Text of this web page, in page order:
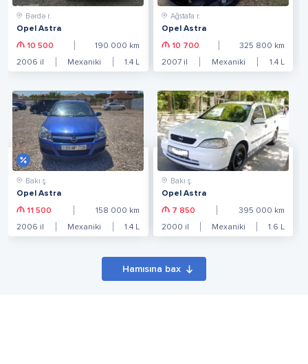
Bərdə r.
Opel Astra
10 500 190 000 km
2006 il Mexaniki 1.4 L
Ağstafa r.
Opel Astra
10 700 325 800 km
2007il Mexaniki 1.4L
Bakı ş.
Opel Astra
11 500 158 000 km
2006 il Mexaniki 1.4 L
Bakı ş.
Opel Astra
7 850 395 000 km
2000 il Mexaniki 1.6 L
Hamısına bax